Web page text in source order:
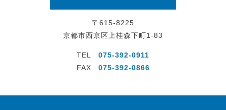
〒615-8225
京都市西京区上桂森下町1-83
TEL
075-392-0911
FAX
075-392-0866